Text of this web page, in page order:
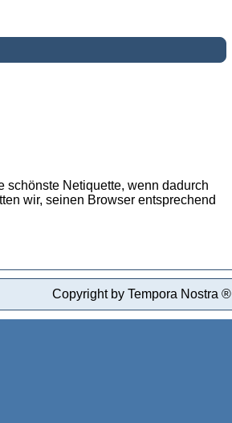
schönste Netiquette, wenn dadurch
wir, seinen Browser entsprechend
Copyright by Tempora Nostra ®